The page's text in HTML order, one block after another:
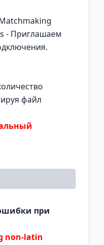
- Приглашаем
файл
при
non-latin